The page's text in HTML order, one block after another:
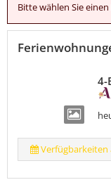
Bitte wählen Sie
4-
Verfügbarkeiten